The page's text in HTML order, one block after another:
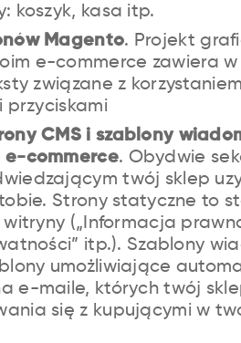
koszyk, kasa itp.
Magento. Projekt
e-commerce zawiera w
związane z
przyciskami
CMS i szablony
commerce. Obydwie
twój sklep
Strony statyczne to
(„Informacja
itp.). Szablony
umożliwiające
e-maile, których twój
się z kupującymi w